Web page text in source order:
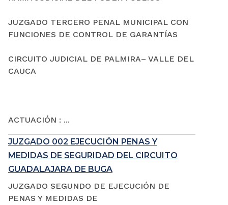
JUZGADO TERCERO PENAL MUNICIPAL CON
FUNCIONES DE CONTROL DE GARANTÍAS
CIRCUITO JUDICIAL DE PALMIRA– VALLE DEL
CAUCA
ACTUACIÓN : ...
JUZGADO 002 EJECUCIÓN PENAS Y
MEDIDAS DE SEGURIDAD DEL CIRCUITO
GUADALAJARA DE BUGA
JUZGADO SEGUNDO DE EJECUCIÓN DE
PENAS Y MEDIDAS DE